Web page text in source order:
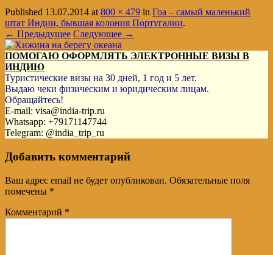
Published 13.07.2014 at800 × 479 in Гоа – самый маленький
штат Индии, бывшая колония Португалии.
← Предыдущее Следующее →
ПОМОГАЮ ОФОРМЛЯТЬ ЭЛЕКТРОННЫЕ ВИЗЫ В
ИНДИЮ
Туристические визы на 30 дней, 1 год и 5 лет.
Выдаю чеки физическим и юридическим лицам.
Обращайтесь!
E-mail: visa@india-trip.ru
Whatsapp: +79171147744
Telegram: @india_trip_ru
Добавить комментарий
Ваш адрес email не будет опубликован. Обязательные поля
помечены *
Комментарий *